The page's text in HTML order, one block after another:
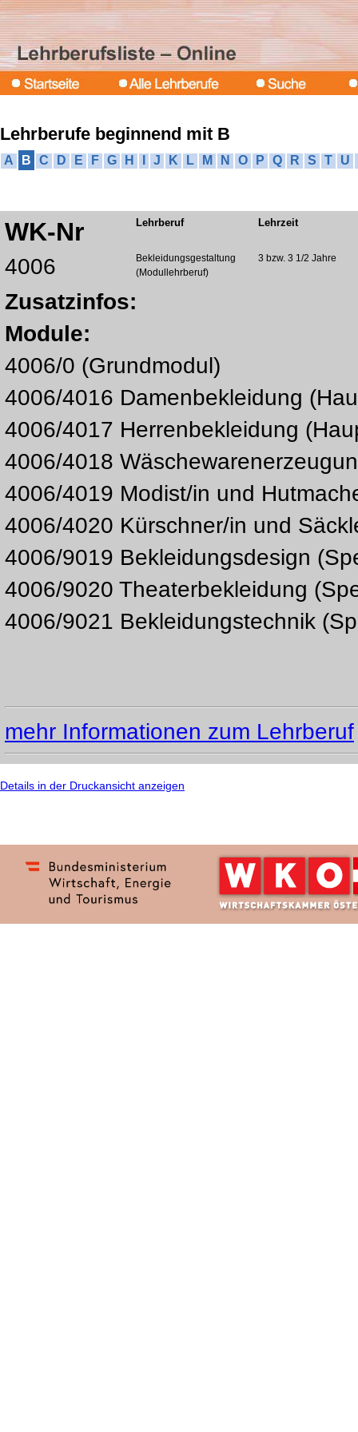
Lehrberufe beginnend mit B
A B C D E F G H J K L M N O P Q R S T U
WK-Nr Lehrberuf Lehrzeit
4006
Bekleidungsgestaltung
(Modullehrberuf)
3 bzw. 3 1/2 Jahre
Zusatzinfos:
Module:
4006/0 (Grundmodul)
4006/4016 Damenbekleidung
4006/4017 Herrenbekleidung
4006/4018
4006/4019 Modist/in und
4006/4020 Kürschner/in und
4006/9019 Bekleidungsdesign
4006/9020 Theaterbekleidung
4006/9021 Bekleidungstechnik
mehr Informationen zum Lehrberuf
Details in der Druckansicht anzeigen